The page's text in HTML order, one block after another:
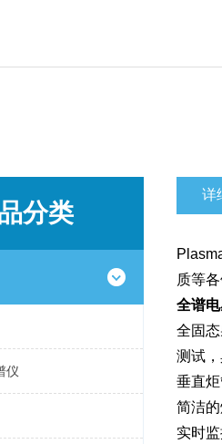
分类
仪
详
质等
全谱
全固
测试，
垂直
简洁
实时